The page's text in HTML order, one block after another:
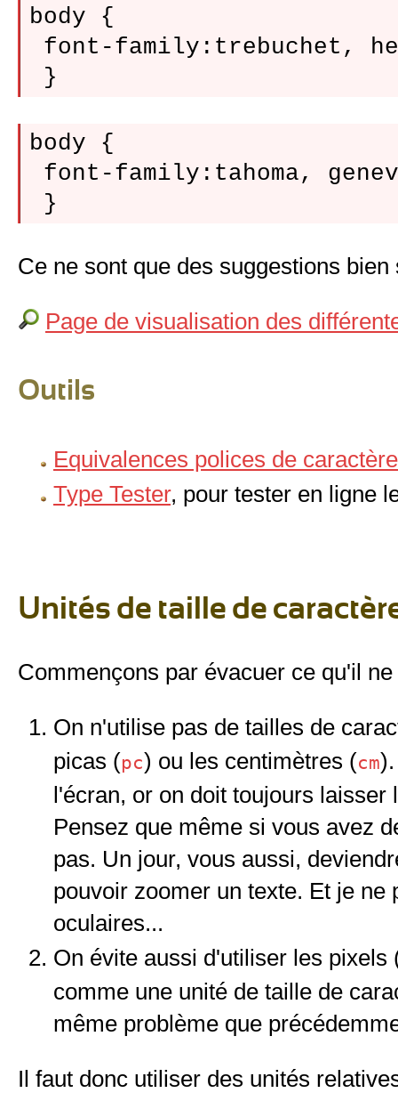
body {
font-family:trebuchet,
body {
font-family:tahoma,
Ce ne sont que des suggestions bien
Page de visualisation des
Outils
Equivalences polices de
Type Tester, pour tester en ligne
Unités de taille de
Commençons par évacuer ce qu'il
On n'utilise pas de tailles de
picas (pc) ou les centimètres (cm
l'écran, or on doit toujours
Pensez que même si vous avez
pas. Un jour, vous aussi,
pouvoir zoomer un texte. Et je
oculaires...
On évite aussi d'utiliser les pixels
comme une unité de taille de
même problème que
Il faut donc utiliser des unités